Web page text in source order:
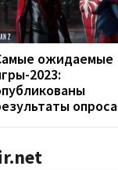
ожидаемые
2023:
опроса